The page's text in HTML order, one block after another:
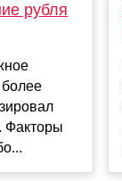
рубля
Факторы